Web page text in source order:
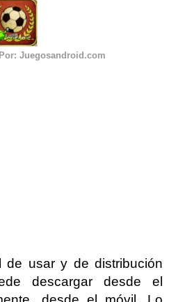
Juegosandroid.com
usar y de distribución
descargar desde el